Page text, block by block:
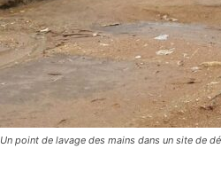
Un point de lavage des mains dans un site de